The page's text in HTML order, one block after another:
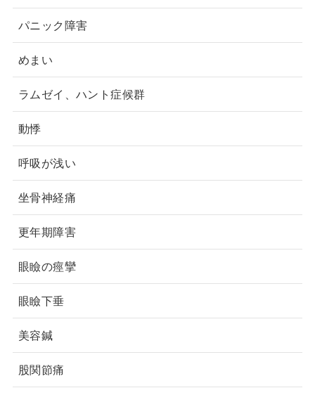
パニック障害
めまい
ラムゼイ、ハント症候群
動悸
呼吸が浅い
坐骨神経痛
更年期障害
眼瞼の痙攣
眼瞼下垂
美容鍼
股関節痛